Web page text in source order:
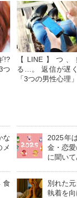
!?
つ
【LINE】つ
る…。 返信が遅
「3つの男性心理」
な
メ
2025年
金・恋
に聞い
食
別れた
執着を